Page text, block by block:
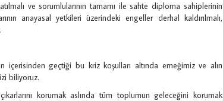
ve sorumlularının tamamı ile sahte diploma sahiplerinin
anayasal yetkileri üzerindeki engeller derhal kaldırılmalı,
içerisinden geçtiği bu kriz koşulları altında emeğimiz ve alın
biliyoruz.
korumak aslında tüm toplumun geleceğini korumak